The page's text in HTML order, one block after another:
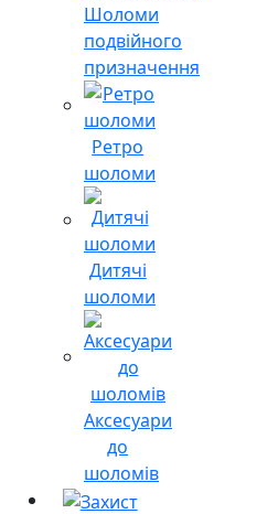
Шоломи
подвійного
призначення
Ретро
шоломи
Дитячі
шоломи
Аксесуари
до
шоломів